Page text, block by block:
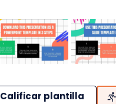
Calificar plantilla